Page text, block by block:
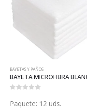
BAYETAS Y PAÑOS
Paquete: 12 uds.